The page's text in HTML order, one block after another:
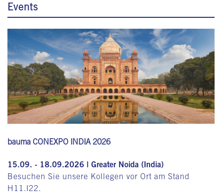
Events
bauma CONEXPO INDIA 2026
15.09. - 18.09.2026 | Greater Noida (India)
Besuchen Sie unsere Kollegen vor Ort am Stand
H11.I22.